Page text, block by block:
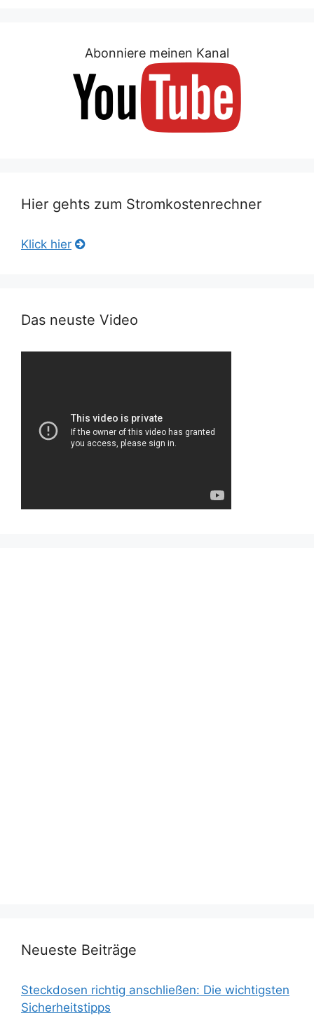
Abonniere meinen Kanal
Hier gehts zum Stromkostenrechner
Klick hier
Das neuste Video
Neueste Beiträge
Steckdosen richtig anschließen: Die wichtigsten
Sicherheitstipps